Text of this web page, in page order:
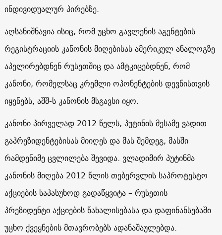
ინდივიდუალურ პირებზე.
აღსანიშნავია ისიც, რომ უცხო გავლენის აგენტების
რეგისტრაციის კანონის მიღებისას ამერიკულ ანალოგზე
აპელირებდნენ რუსეთშიც და ამტკიცებდნენ, რომ
კანონი, რომელსაც კრემლი ოპონენტების დევნისთვის
იყენებს, აშშ-ს კანონის მსგავსი იყო.
კანონი პირველად 2012 წელს, პუტინის მესამე ვადით
გაპრეზიდენტებისას მიიღეს და მას შემდეგ, მასში
რამდენიმე ცვლილება შევიდა. ვლადიმირ პუტინმა
კანონის მიღება 2012 წლის თებერვლის საპროტესტო
აქციების საპასუხოდ გადაწყვიტა – რუსეთის
პრეზიდენტი აქციების წახალისებასა და დაფინანსებაში
უცხო ქვეყნების მთავრობებს ადანაშაულებდა.